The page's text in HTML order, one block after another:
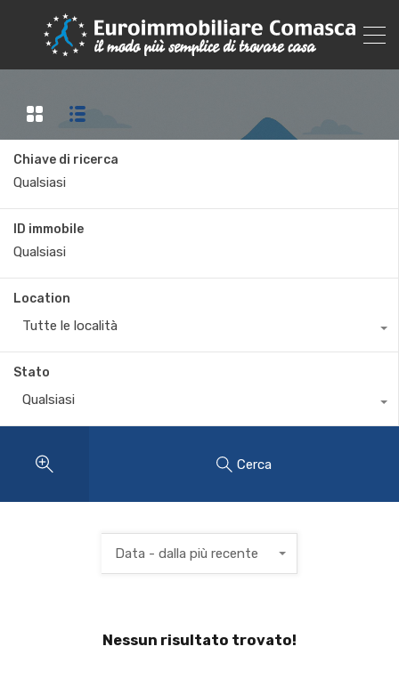
Chiave di ricerca
ID immobile
Location
Tutte le località
Stato
Qualsiasi
Cerca
Data - dalla più recente
Nessun risultato trovato!